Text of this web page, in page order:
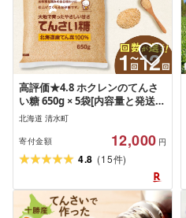
高評価★4.8 ホクレンのてんさ
い糖 650g × 5袋[内容量と発送回
数が選べる!] 定期便 北海道産 砂
糖 お菓子 お菓子作り 料理 調味
料 ビート てん菜 甜菜糖 焼き菓
子 卵焼き 煮物 お取り寄せ 道産
国産 北海道 清水町 腸活 送料無
北海道 清水町
寄付金額 12,000 円
4.8 (15件)